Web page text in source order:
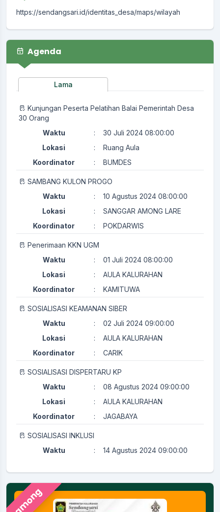
https://sendangsari.id/identitas_desa/maps/wilayah
Agenda
Lama
Kunjungan Peserta Pelatihan Balai Pemerintah Desa
30 Orang
Waktu
:
30 Juli 2024 08:00:00
Lokasi
:
Ruang Aula
Koordinator
: BUMDES
SAMBANG KULON PROGO
Waktu
:
10 Agustus 2024 08:00:00
Lokasi
:
SANGGAR AMONG LARE
Koordinator
: POKDARWIS
Penerimaan KKN UGM
Waktu
:
01 Juli 2024 08:00:00
Lokasi
:
AULA KALURAHAN
Koordinator
: KAMITUWA
SOSIALISASI KEAMANAN SIBER
Waktu
:
02 Juli 2024 09:00:00
Lokasi
:
AULA KALURAHAN
Koordinator
: CARIK
SOSIALISASI DISPERTARU KP
Waktu
:
08 Agustus 2024 09:00:00
Lokasi
:
AULA KALURAHAN
Koordinator
: JAGABAYA
SOSIALISASI INKLUSI
Waktu
:
14 Agustus 2024 09:00:00
PERTEMUAN RUTIN KADER KESEHATAN
Pamong